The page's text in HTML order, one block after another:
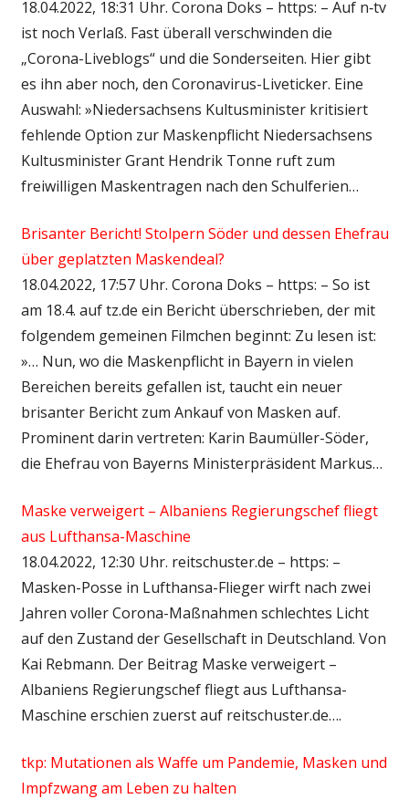
18.04.2022, 18:31 Uhr. Corona Doks – https: – Auf n‑tv
ist noch Verlaß. Fast überall verschwinden die
„Corona-Liveblogs“ und die Sonderseiten. Hier gibt
es ihn aber noch, den Coronavirus-Liveticker. Eine
Auswahl: »Niedersachsens Kultusminister kritisiert
fehlende Option zur Maskenpflicht Niedersachsens
Kultusminister Grant Hendrik Tonne ruft zum
freiwilligen Maskentragen nach den Schulferien…
Brisanter Bericht! Stolpern Söder und dessen Ehefrau
über geplatzten Maskendeal?
18.04.2022, 17:57 Uhr. Corona Doks – https: – So ist
am 18.4. auf tz.de ein Bericht überschrieben, der mit
folgendem gemeinen Filmchen beginnt: Zu lesen ist:
»… Nun, wo die Maskenpflicht in Bayern in vielen
Bereichen bereits gefallen ist, taucht ein neuer
brisanter Bericht zum Ankauf von Masken auf.
Prominent darin vertreten: Karin Baumüller-Söder,
die Ehefrau von Bayerns Ministerpräsident Markus…
Maske verweigert – Albaniens Regierungschef fliegt
aus Lufthansa-Maschine
18.04.2022, 12:30 Uhr. reitschuster.de – https: –
Masken-Posse in Lufthansa-Flieger wirft nach zwei
Jahren voller Corona-Maßnahmen schlechtes Licht
auf den Zustand der Gesellschaft in Deutschland. Von
Kai Rebmann. Der Beitrag Maske verweigert –
Albaniens Regierungschef fliegt aus Lufthansa-
Maschine erschien zuerst auf reitschuster.de….
tkp: Mutationen als Waffe um Pandemie, Masken und
Impfzwang am Leben zu halten